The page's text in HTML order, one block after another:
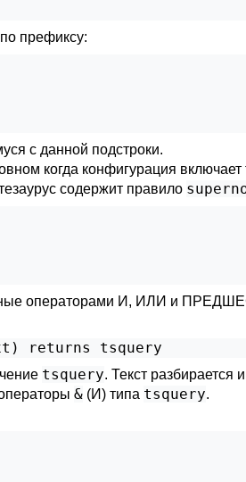
префиксу:
с данной подстроки.
когда конфигурация включает
содержит правило
операторами И, ИЛИ и
) returns tsquery
tsquery. Текст разбирается
& (И) типа tsquery.